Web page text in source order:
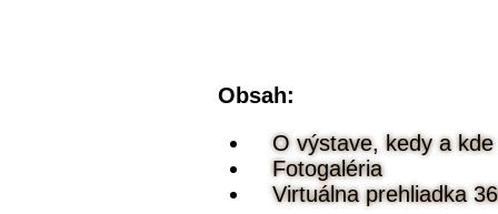
Obsah:
O výstave, kedy a kde
Fotogaléria
Virtuálna prehliadka